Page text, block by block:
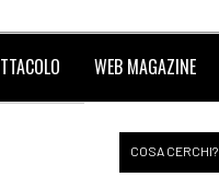
WEB MAGAZINE
COSA CERCHI?